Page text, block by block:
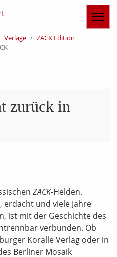
Verlage
ZACK Edition
zurück in
ZACK-Helden.
erdacht und viele Jahre
ist mit der Geschichte des
verbunden. Ob
Koralle Verlag oder in
Berliner Mosaik